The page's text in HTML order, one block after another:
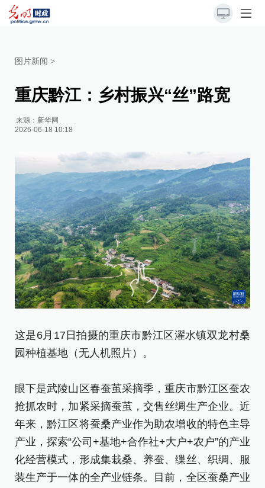
图片新闻 >
重庆黔江：乡村振兴“丝”路宽
来源： 新华网
2026-06-18 10:18
这是6月17日拍摄的重庆市黔江区濯水镇双龙村桑
园种植基地（无人机照片）。
眼下是武陵山区春蚕茧采摘季，重庆市黔江区蚕农
抢抓农时，加紧采摘蚕茧，交售丝绸生产企业。近
年来，黔江区将蚕桑产业作为助农增收的特色主导
产业，探索“公司+基地+合作社+大户+农户”的产业
化经营模式，形成集栽桑、养蚕、缫丝、织绸、服
装生产于一体的全产业链条。目前，全区蚕桑产业